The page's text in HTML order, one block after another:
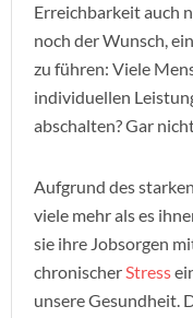
Erreichbarkeit auch
noch der Wunsch,
zu führen: Viele
individuellen
abschalten? Gar
Aufgrund des
viele mehr als es
sie ihre Jobsorgen
chronischerStress
unsere Gesundheit.